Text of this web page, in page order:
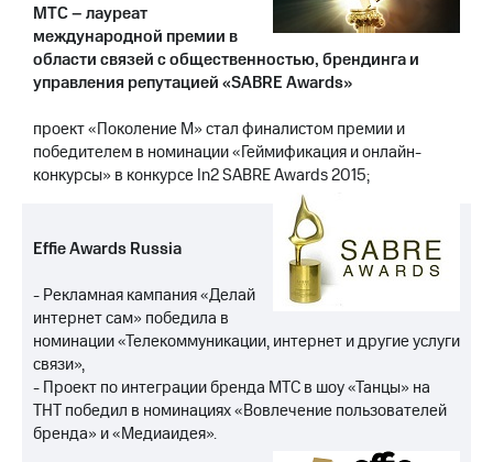
Достижения
Интервью
отчетность
Контакты
регионе
и акционерам
Корпоративное
управление
Корпоративный
секретарь
Раскрытие
информации
МТС – лауреат
международной премии в
области связей с общественностью, брендинга и
управления репутацией «SABRE Awards»
проект «Поколение М» стал финалистом премии и
победителем в номинации «Геймификация и онлайн-
конкурсы» в конкурсе In2 SABRE Awards 2015;
Effie Awards Russia
- Рекламная кампания «Делай
интернет сам» победила в
номинации «Телекоммуникации, интернет и другие услуги
связи»,
- Проект по интеграции бренда МТС в шоу «Танцы» на
ТНТ победил в номинациях «Вовлечение пользователей
бренда» и «Медиаидея».